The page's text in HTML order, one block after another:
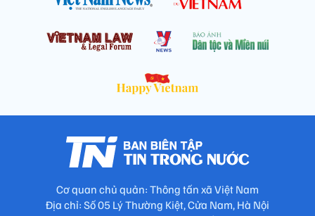
Cơ quan chủ quản: Thông tấn xã Việt Nam
Địa chỉ: Số 05 Lý Thường Kiệt, Cửa Nam, Hà Nội